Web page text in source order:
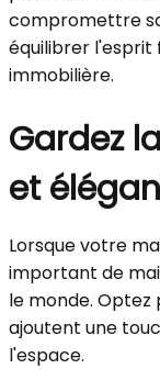
compromettre
équilibrer l'esprit
immobilière.
Gardez
et
Lorsque votre
important de
le monde. Optez
ajoutent une
l'espace.